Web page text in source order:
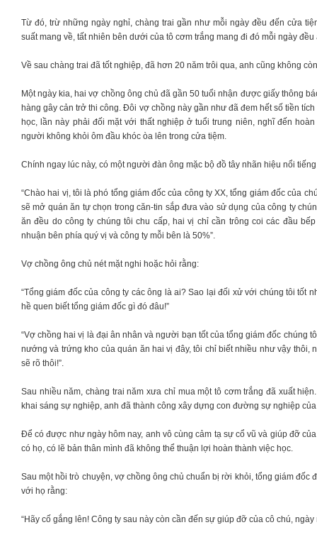
Từ đó, trừ những ngày nghỉ, chàng trai gần như mỗi ngày đều đến cửa
suất mang về, tất nhiên bên dưới của tô cơm trắng mang đi đó mỗi ngày
Về sau chàng trai đã tốt nghiệp, đã hơn 20 năm trôi qua, anh cũng không
Một ngày kia, hai vợ chồng ông chủ đã gần 50 tuổi nhận được giấy thông
hàng gây cản trở thi công. Đôi vợ chồng này gần như đã đem hết số tiền
học, lần này phải đối mặt với thất nghiệp ở tuổi trung niên, nghĩ đến
người không khỏi ôm đầu khóc òa lên trong cửa tiệm.
Chính ngay lúc này, có một người đàn ông mặc bộ đồ tây nhãn hiệu nổi
“Chào hai vị, tôi là phó tổng giám đốc của công ty XX, tổng giám đốc của
sẽ mở quán ăn tự chọn trong căn-tin sắp đưa vào sử dụng của công ty
ăn đều do công ty chúng tôi chu cấp, hai vị chỉ cần trông coi các đầu
nhuận bên phía quý vị và công ty mỗi bên là 50%”.
Vợ chồng ông chủ nét mặt nghi hoặc hỏi rằng:
“Tổng giám đốc của công ty các ông là ai? Sao lại đối xử với chúng tôi tốt
hề quen biết tổng giám đốc gì đó đâu!”
“Vợ chồng hai vị là đại ân nhân và người bạn tốt của tổng giám đốc chúng
nướng và trứng kho của quán ăn hai vị đây, tôi chỉ biết nhiều như vậy thôi,
sẽ rõ thôi!”.
Sau nhiều năm, chàng trai năm xưa chỉ mua một tô cơm trắng đã xuất
khai sáng sự nghiệp, anh đã thành công xây dựng con đường sự nghiệp
Để có được như ngày hôm nay, anh vô cùng cảm tạ sự cổ vũ và giúp đỡ
có họ, có lẽ bản thân mình đã không thể thuận lợi hoàn thành việc học.
Sau một hồi trò chuyện, vợ chồng ông chủ chuẩn bị rời khỏi, tổng giám đốc
với họ rằng:
“Hãy cố gắng lên! Công ty sau này còn cần đến sự giúp đỡ của cô chú, ngày